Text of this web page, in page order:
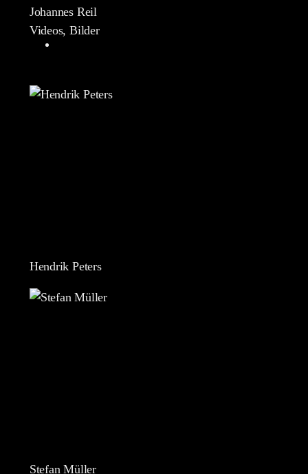
Johannes Reil
Videos, Bilder
Hendrik Peters
Stefan Müller